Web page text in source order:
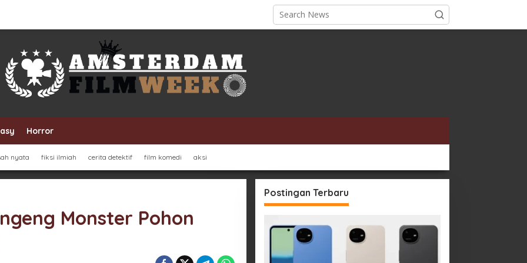
Horror
nyata fiksi ilmiah cerita detektif film komedi aksi
Monster Pohon
Postingan Terbaru